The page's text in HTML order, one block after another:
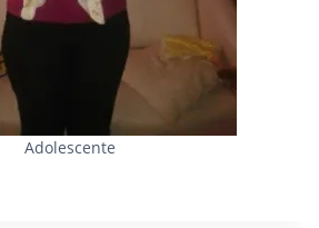
Adolescente